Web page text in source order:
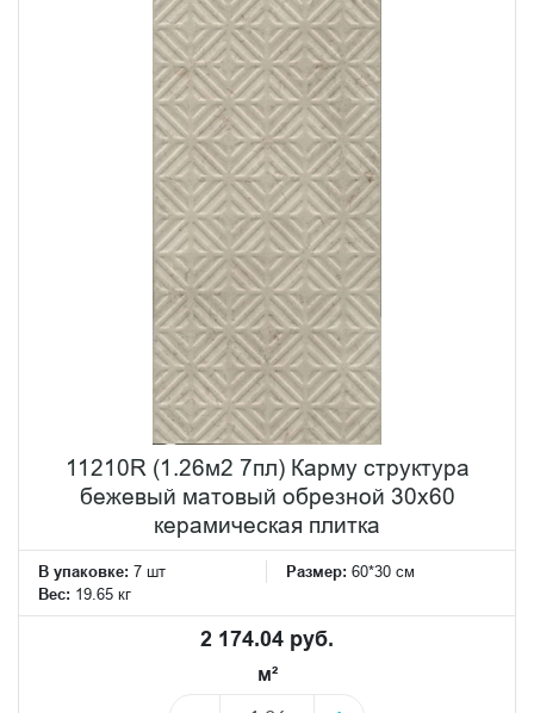
11210R (1.26м2 7пл) Карму структура
бежевый матовый обрезной 30х60
керамическая плитка
В упаковке: 7 шт Размер: 60*30 см
Вес: 19.65 кг
2 174.04 руб.
м²